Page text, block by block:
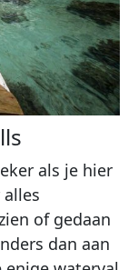
als je hier
of gedaan
dan aan